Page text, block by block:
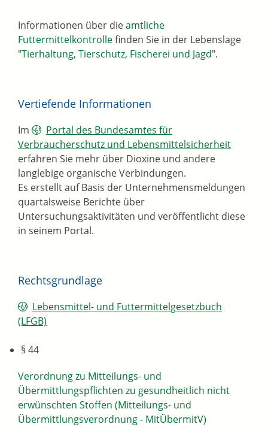
Informationen über dieamtliche
Futtermittelkontrollefinden Sie in der Lebenslage
"Tierhaltung, Tierschutz, Fischerei und Jagd".
Vertiefende Informationen
Im
Portal des Bundesamtes für
Verbraucherschutz und Lebensmittelsicherheit
erfahren Sie mehr über Dioxine und andere
langlebige organische Verbindungen.
Es erstellt auf Basis der Unternehmensmeldungen
quartalsweise Berichte über
Untersuchungsaktivitäten und veröffentlicht diese
in seinem Portal.
Rechtsgrundlage
Lebensmittel- und Futtermittelgesetzbuch
(LFGB)
§ 44
Verordnung zu Mitteilungs- und
Übermittlungspflichten zu gesundheitlich nicht
erwünschten Stoffen (Mitteilungs- und
Übermittlungsverordnung - MitÜbermitV)